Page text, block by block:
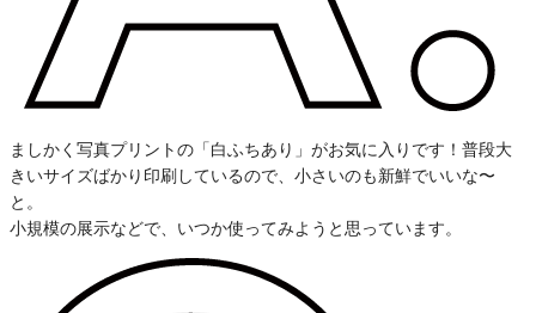
ましかく写真プリントの「白ふちあり」がお気に入りです！普段大
きいサイズばかり印刷しているので、小さいのも新鮮でいいな〜
と。
小規模の展示などで、いつか使ってみようと思っています。